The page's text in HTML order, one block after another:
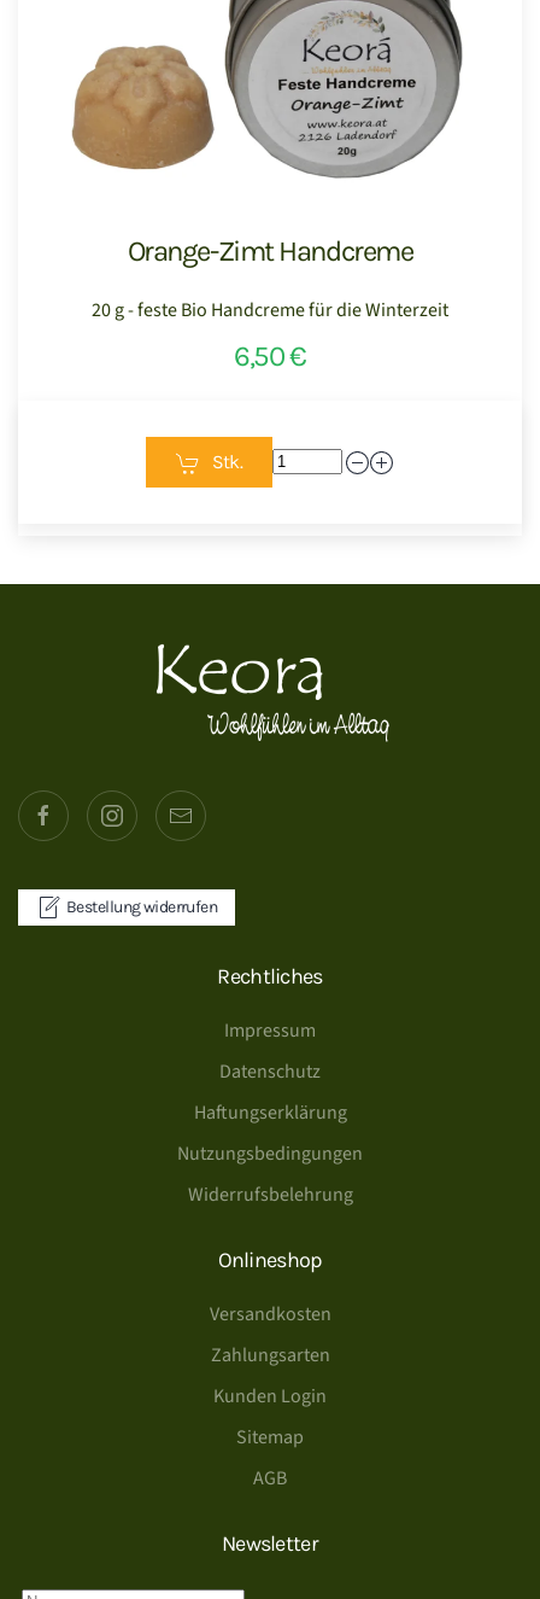
Orange-Zimt Handcreme
20 g - feste Bio Handcreme für die Winterzeit
6,50 €
Stk.
Bestellung widerrufen
Rechtliches
Impressum
Datenschutz
Haftungserklärung
Nutzungsbedingungen
Widerrufsbelehrung
Onlineshop
Versandkosten
Zahlungsarten
Kunden Login
Sitemap
AGB
Newsletter